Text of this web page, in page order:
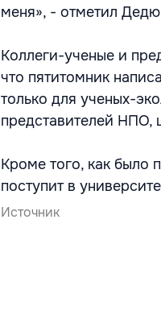
меня», - отметил
Коллеги-ученые и
что пятитомник
только для ученых-
представителей НПО,
Кроме того, как было
поступит в
Источник